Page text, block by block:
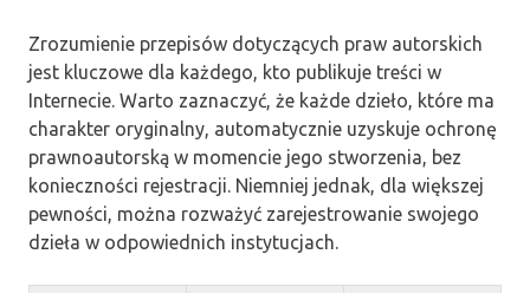
Zrozumienie przepisów dotyczących praw autorskich
jest kluczowe dla każdego, kto publikuje treści w
Internecie. Warto zaznaczyć, że każde dzieło, które ma
charakter oryginalny, automatycznie uzyskuje ochronę
prawnoautorską w momencie jego stworzenia, bez
konieczności rejestracji. Niemniej jednak, dla większej
pewności, można rozważyć zarejestrowanie swojego
dzieła w odpowiednich instytucjach.